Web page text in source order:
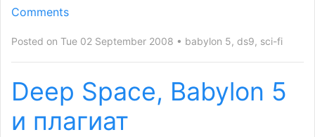
Comments
Posted on Tue 02 September 2008 babylon 5, ds9, sci-fi
Deep Space, Babylon 5
и плагиат